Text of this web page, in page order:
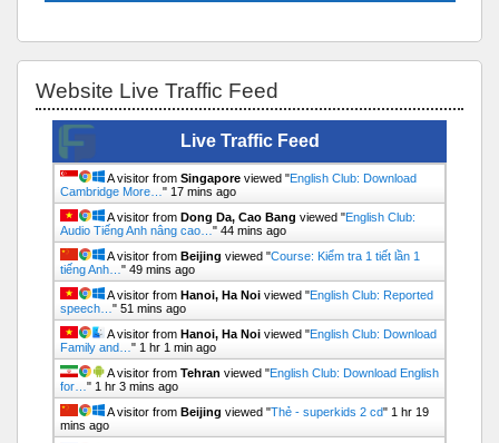
Website Live Traffic Feed
Live Traffic Feed
A visitor from Singapore viewed "English Club: Download
Cambridge More… " 17 mins ago
A visitor from Dong Da, Cao Bang viewed "English Club:
Audio Tiếng Anh nâng cao… " 44 mins ago
A visitor from Beijing viewed "Course: Kiểm tra 1 tiết lần 1
tiếng Anh… " 49 mins ago
A visitor from Hanoi, Ha Noi viewed "English Club: Reported
speech… " 51 mins ago
A visitor from Hanoi, Ha Noi viewed "English Club: Download
Family and… " 1 hr 1 min ago
A visitor from Tehran viewed "English Club: Download English
for… " 1 hr 3 mins ago
A visitor from Beijing viewed "Thẻ - superkids 2 cd" 1 hr 19
mins ago